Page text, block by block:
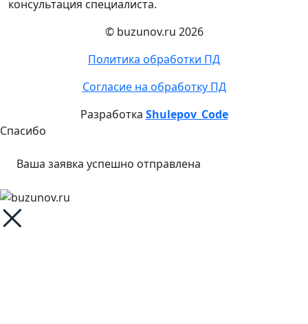
консультация специалиста.
© buzunov.ru 2026
Политика обработки ПД
Согласие на обработку ПД
Разработка Shulepov_Code
Спасибо
Ваша заявка успешно отправлена